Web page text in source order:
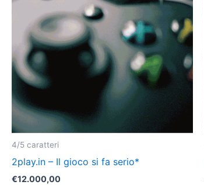
4/5 caratteri
2play.in – Il gioco si fa serio*
€12.000,00